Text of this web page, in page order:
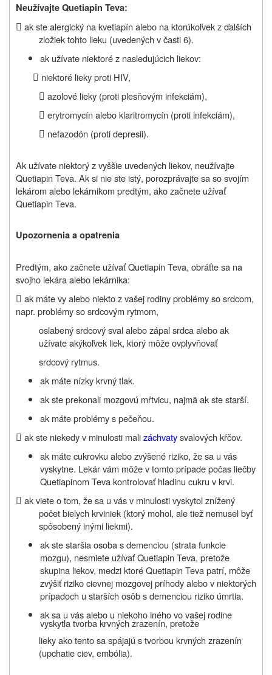
Neužívajte Quetiapin Teva:
 ak ste alergický na kvetiapín alebo na ktorúkoľvek z ďalších
zložiek tohto lieku (uvedených v časti 6).
ak užívate niektoré z nasledujúcich liekov:
 niektoré lieky proti HIV,
 azolové lieky (proti plesňovým infekciám),
 erytromycín alebo klaritromycín (proti infekciám),
 nefazodón (proti depresii).
Ak užívate niektorý z vyššie uvedených liekov, neužívajte
Quetiapin Teva. Ak si nie ste istý, porozprávajte sa so svojím
lekárom alebo lekárnikom predtým, ako začnete užívať
Quetiapin Teva.
Upozornenia a opatrenia
Predtým, ako začnete užívať Quetiapin Teva, obráťte sa na
svojho lekára alebo lekárnika:
 ak máte vy alebo niekto z vašej rodiny problémy so srdcom,
napr. problémy so srdcovým rytmom,
oslabený srdcový sval alebo zápal srdca alebo ak
užívate akýkoľvek liek, ktorý môže ovplyvňovať
srdcový rytmus.
ak máte nízky krvný tlak.
ak ste prekonali mozgovú mŕtvicu, najmä ak ste starší.
ak máte problémy s pečeňou.
 ak ste niekedy v minulosti malizáchvatysvalových kŕčov.
ak máte cukrovku alebo zvýšené riziko, že sa u vás
vyskytne. Lekár vám môže v tomto prípade počas liečby
Quetiapinom Teva kontrolovať hladinu cukru v krvi.
 ak viete o tom, že sa u vás v minulosti vyskytol znížený
počet bielych krviniek (ktorý mohol, ale tiež nemusel byť
spôsobený inými liekmi).
ak ste staršia osoba s demenciou (strata funkcie
mozgu), nesmiete užívať Quetiapin Teva, pretože
skupina liekov, medzi ktoré Quetiapin Teva patrí, môže
zvýšiť riziko cievnej mozgovej príhody alebo v niektorých
prípadoch u starších osôb s demenciou riziko úmrtia.
ak sa u vás alebo u niekoho iného vo vašej rodine
vyskytla tvorba krvných zrazenín, pretože
lieky ako tento sa spájajú s tvorbou krvných zrazenín
(upchatie ciev, embólia).